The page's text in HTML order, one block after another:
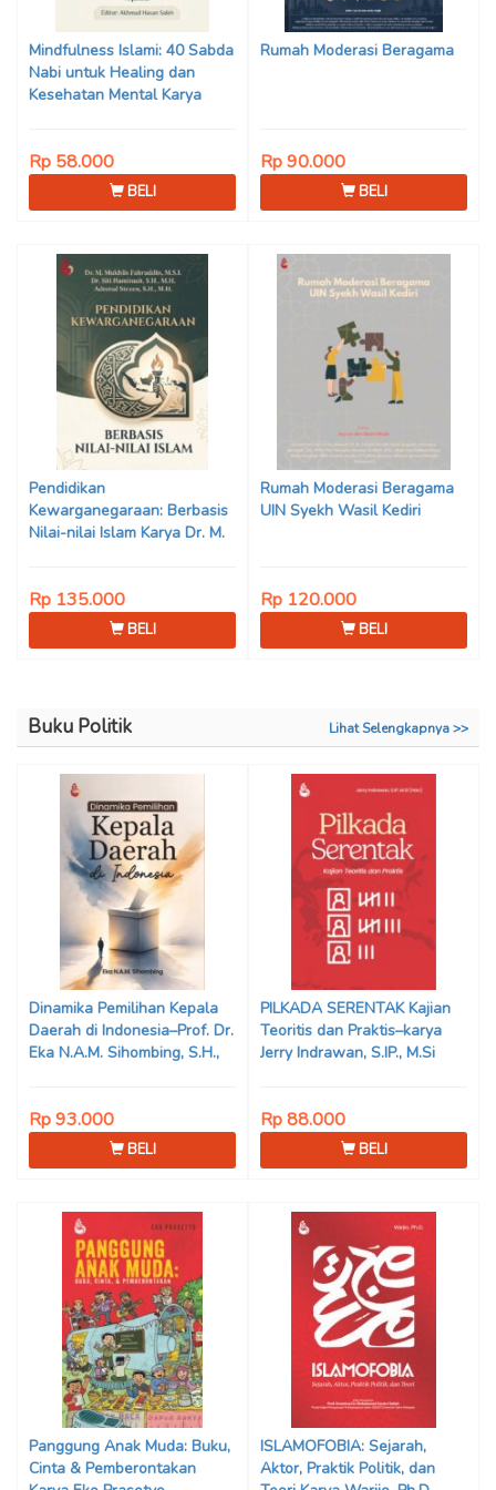
Son Haji, Dede Sunarya,
Iwan Setiawan, Nur Afiatin
Editor: Mi’raj Dodi Kurniawan
Mindfulness Islami: 40 Sabda
Nabi untuk Healing dan
Kesehatan Mental Karya
Saniyya Fadhila, Avanda
Chintya Cahyaning Putri, dan
Arjunedi
Rp 58.000
BELI
Rumah Moderasi Beragama
Rp 90.000
BELI
Pendidikan
Kewarganegaraan: Berbasis
Nilai-nilai Islam Karya Dr. M.
Adrenal Stezen, S.H., M.H.
Rp 135.000
BELI
Rumah Moderasi Beragama
UIN Syekh Wasil Kediri
Rp 120.000
BELI
Buku Politik Lihat Selengkapnya >>
Dinamika Pemilihan Kepala
Daerah di Indonesia–Prof. Dr.
Eka N.A.M. Sihombing, S.H.,
Rp 93.000
BELI
PILKADA SERENTAK Kajian
Teoritis dan Praktis–karya
Jerry Indrawan, S.IP., M.Si
Rp 88.000
BELI
Panggung Anak Muda: Buku,
Cinta & Pemberontakan
ISLAMOFOBIA: Sejarah,
Aktor, Praktik Politik, dan